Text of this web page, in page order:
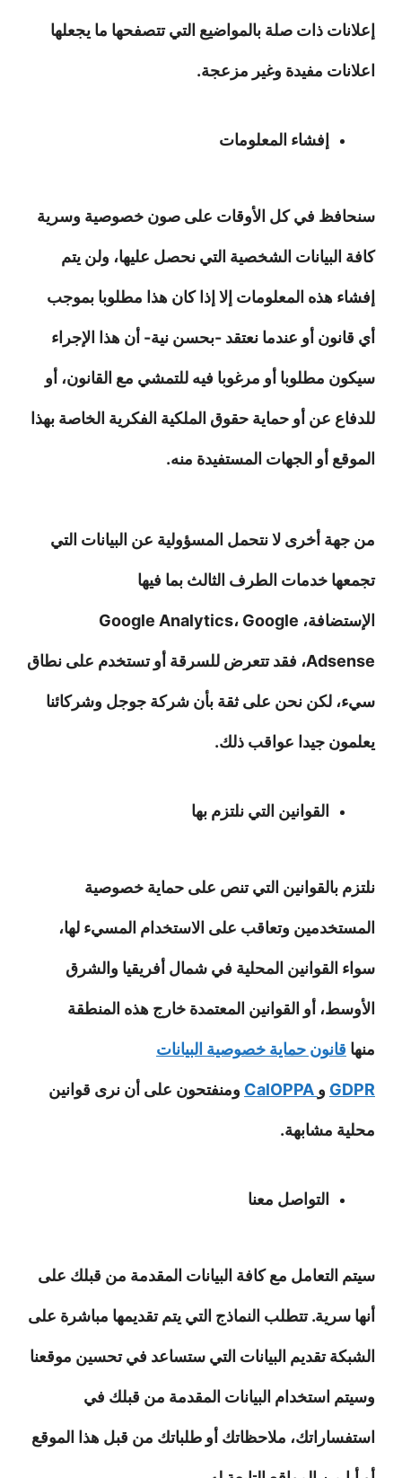
إعلانات ذات صلة بالمواضيع التي تتصفحها ما يجعلها
اعلانات مفيدة وغير مزعجة.
إفشاء المعلومات
سنحافظ في كل الأوقات على صون خصوصية وسرية
كافة البيانات الشخصية التي نحصل عليها، ولن يتم
إفشاء هذه المعلومات إلا إذا كان هذا مطلوبا بموجب
أي قانون أو عندما نعتقد -بحسن نية- أن هذا الإجراء
سيكون مطلوبا أو مرغوبا فيه للتمشي مع القانون، أو
للدفاع عن أو حماية حقوق الملكية الفكرية الخاصة بهذا
الموقع أو الجهات المستفيدة منه.
من جهة أخرى لا نتحمل المسؤولية عن البيانات التي
تجمعها خدمات الطرف الثالث بما فيها
الإستضافة، Google Analytics، Google
Adsense، فقد تتعرض للسرقة أو تستخدم على نطاق
سيء، لكن نحن على ثقة بأن شركة جوجل وشركائنا
يعلمون جيدا عواقب ذلك.
القوانين التي نلتزم بها
نلتزم بالقوانين التي تنص على حماية خصوصية
المستخدمين وتعاقب على الاستخدام المسيء لها،
سواء القوانين المحلية في شمال أفريقيا والشرق
الأوسط، أو القوانين المعتمدة خارج هذه المنطقة
منها قانون حماية خصوصية البيانات
GDPR و ومنفتحون على أن نرى قوانين
محلية مشابهة.
التواصل معنا
سيتم التعامل مع كافة البيانات المقدمة من قبلك على
أنها سرية. تتطلب النماذج التي يتم تقديمها مباشرة على
الشبكة تقديم البيانات التي ستساعد في تحسين موقعنا
وسيتم استخدام البيانات المقدمة من قبلك في
استفساراتك، ملاحظاتك أو طلباتك من قبل هذا الموقع